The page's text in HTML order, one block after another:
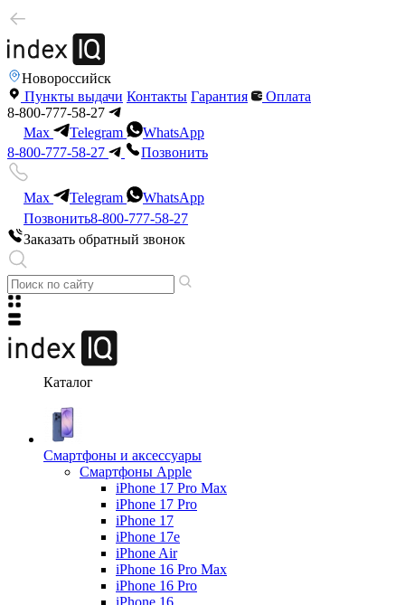
Новороссийск
Пункты выдачи Контакты Гарантия
Оплата
8-800-777-58-27
Max
Telegram
WhatsApp
8-800-777-58-27
Позвонить
Max Telegram
WhatsApp
Позвонить8-800-777-58-27
Заказать обратный звонок
Каталог
Смартфоны и аксессуары
Смартфоны Apple
iPhone 17 Pro Max
iPhone 17 Pro
iPhone 17
iPhone 17e
iPhone Air
iPhone 16 Pro Max
iPhone 16 Pro
iPhone 16